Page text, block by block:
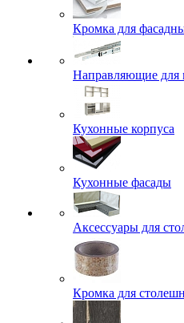
Кромка для
Направляющие для
Кухонные корпуса
Кухонные фасады
Аксессуары для
Кромка для